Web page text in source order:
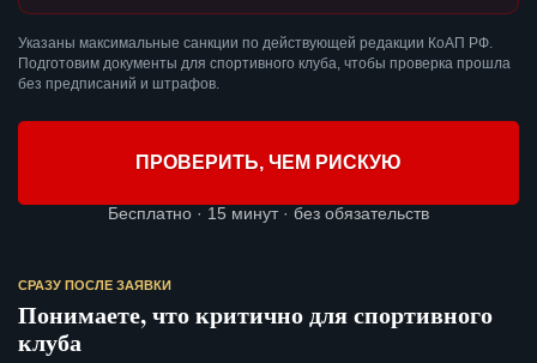
Указаны максимальные санкции по действующей редакции КоАП РФ.
Подготовим документы для спортивного клуба, чтобы проверка прошла
без предписаний и штрафов.
ПРОВЕРИТЬ, ЧЕМ РИСКУЮ
Бесплатно · 15 минут · без обязательств
СРАЗУ ПОСЛЕ ЗАЯВКИ
Понимаете, что критично для спортивного
клуба